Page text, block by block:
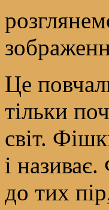
Це
тільки
світ.
і
до тих